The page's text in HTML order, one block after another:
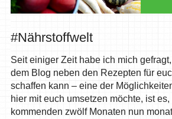
#Nährstoffwelt
Seit einiger Zeit habe ich mich
dem Blog neben den Rezepten für
schaffen kann – eine der
hier mit euch umsetzen möchte, ist
kommenden zwölf Monaten nun